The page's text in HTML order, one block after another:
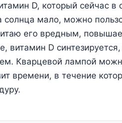
D, который сейчас
солнца мало, можно
его вредным,
витамин D
Кварцевой лампой
времени, в течение